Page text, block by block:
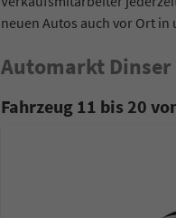
neuen Autos auch vor Ort in
Automarkt
Fahrzeug 11 bis 20